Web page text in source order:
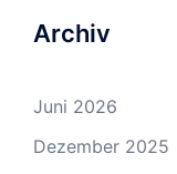
Archiv
Juni 2026
Dezember 2025